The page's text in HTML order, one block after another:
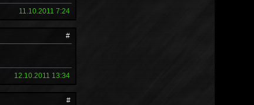
11.10.2011 7:24
#
12.10.2011 13:34
#